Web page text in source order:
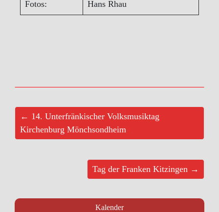
Fotos: Hans Rhau
← 14. Unterfränkischer Volksmusiktag
Kirchenburg Mönchsondheim
Tag der Franken Kitzingen →
Kalender